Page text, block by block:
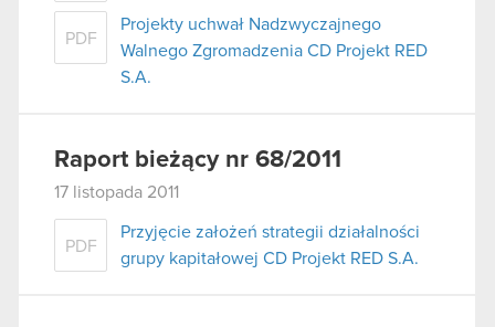
PDF
Projekty uchwał Nadzwyczajnego
Walnego Zgromadzenia CD Projekt RED
S.A.
Raport bieżący nr 68/2011
17 listopada 2011
PDF
Przyjęcie założeń strategii działalności
grupy kapitałowej CD Projekt RED S.A.